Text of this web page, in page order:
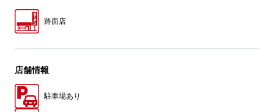
路面店
店舗情報
駐車場あり